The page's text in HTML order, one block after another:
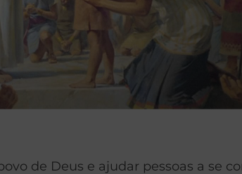
de Deus e ajudar pessoas a se